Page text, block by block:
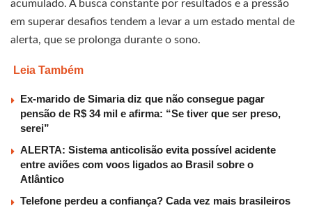
acumulado. A busca constante por resultados e a pressão
em superar desafios tendem a levar a um estado mental de
alerta, que se prolonga durante o sono.
Leia Também
Ex-marido de Simaria diz que não consegue pagar
pensão de R$ 34 mil e afirma: “Se tiver que ser preso,
serei”
ALERTA: Sistema anticolisão evita possível acidente
entre aviões com voos ligados ao Brasil sobre o
Atlântico
Telefone perdeu a confiança? Cada vez mais brasileiros